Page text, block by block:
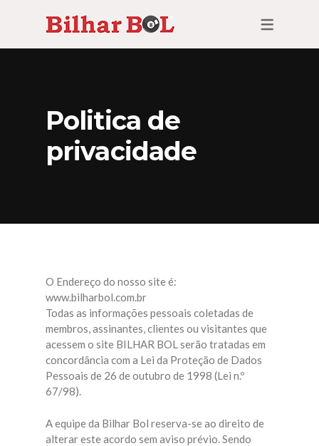
Politica de
privacidade
O Endereço do nosso site é:
www.bilharbol.com.br
Todas as informações pessoais coletadas de
membros, assinantes, clientes ou visitantes que
acessem o site BILHAR BOL serão tratadas em
concordância com a Lei da Proteção de Dados
Pessoais de 26 de outubro de 1998 (Lei n.º
67/98).
A equipe da Bilhar Bol reserva-se ao direito de
alterar este acordo sem aviso prévio. Sendo